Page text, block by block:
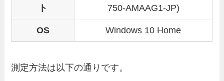
ト
750-AMAAG1-JP)
OS Windows 10 Home
測定方法は以下の通りです。